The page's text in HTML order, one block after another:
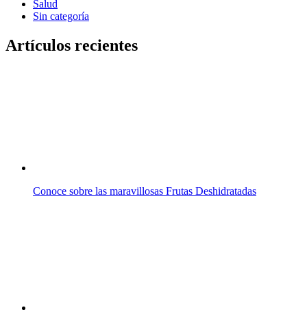
Salud
Sin categoría
Artículos recientes
Conoce sobre las maravillosas Frutas Deshidratadas